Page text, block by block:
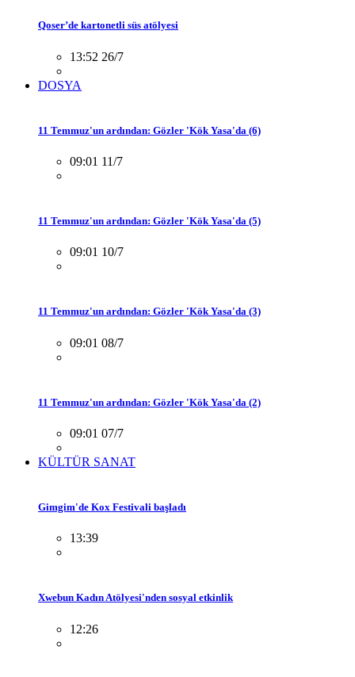
Qoser’de kartonetli süs atölyesi
13:52 26/7
DOSYA
11 Temmuz'un ardından: Gözler 'Kök Yasa'da (6)
09:01 11/7
11 Temmuz'un ardından: Gözler 'Kök Yasa'da (5)
09:01 10/7
11 Temmuz'un ardından: Gözler 'Kök Yasa'da (3)
09:01 08/7
11 Temmuz'un ardından: Gözler 'Kök Yasa'da (2)
09:01 07/7
KÜLTÜR SANAT
Gimgim'de Kox Festivali başladı
13:39
Xwebun Kadın Atölyesi'nden sosyal etkinlik
12:26